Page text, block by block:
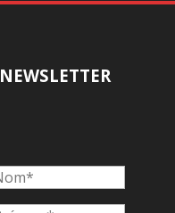
NEWSLETTER